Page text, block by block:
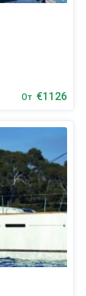
От €1126